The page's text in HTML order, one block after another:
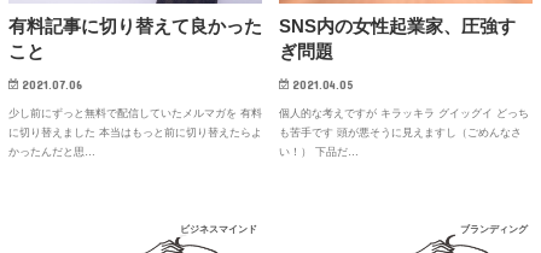
有料記事に切り替えて良かった
こと
2021.07.06
少し前にずっと無料で配信していたメルマガを 有料
に切り替えました 本当はもっと前に切り替えたらよ
かったんだと思…
SNS内の女性起業家、圧強す
ぎ問題
2021.04.05
個人的な考えですが キラッキラ グイッグイ どっち
も苦手です 頭が悪そうに見えますし（ごめんなさ
い！） 下品だ…
ブランディング
ビジネスマインド